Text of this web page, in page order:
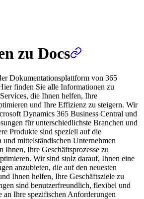
zu Docs
Dokumentationsplattform von 365
finden Sie alle Informationen zu
die Ihnen helfen, Ihre
und Ihre Effizienz zu steigern. Wir
Dynamics 365 Business Central und
für unterschiedlichste Branchen und
Produkte sind speziell auf die
mittelständischen Unternehmen
Ihnen, Ihre Geschäftsprozesse zu
Wir sind stolz darauf, Ihnen eine
anzubieten, die auf den neuesten
Ihnen helfen, Ihre Geschäftsziele zu
sind benutzerfreundlich, flexibel und
an Ihre spezifischen Anforderungen